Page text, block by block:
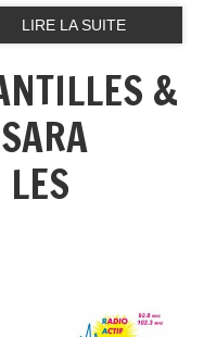
LIRE LA SUITE
&